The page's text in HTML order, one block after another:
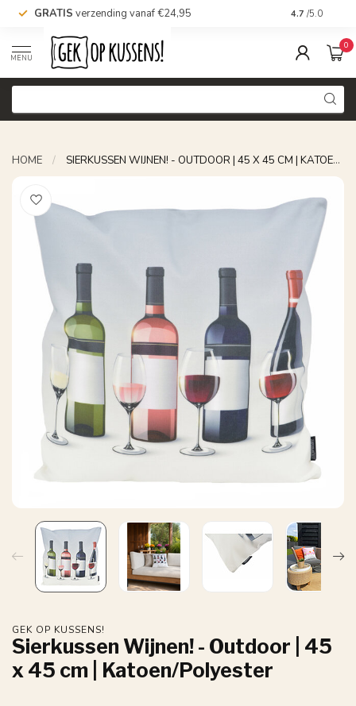
GRATIS verzending vanaf €24,95 Voor 16.00
4.7 /5.0
MENU
0
HOME / SIERKUSSEN WIJNEN! - OUTDOOR | 45 X 45 CM | KATOEN/POLYESTER
GEK OP KUSSENS!
Sierkussen Wijnen! - Outdoor | 45
x 45 cm | Katoen/Polyester